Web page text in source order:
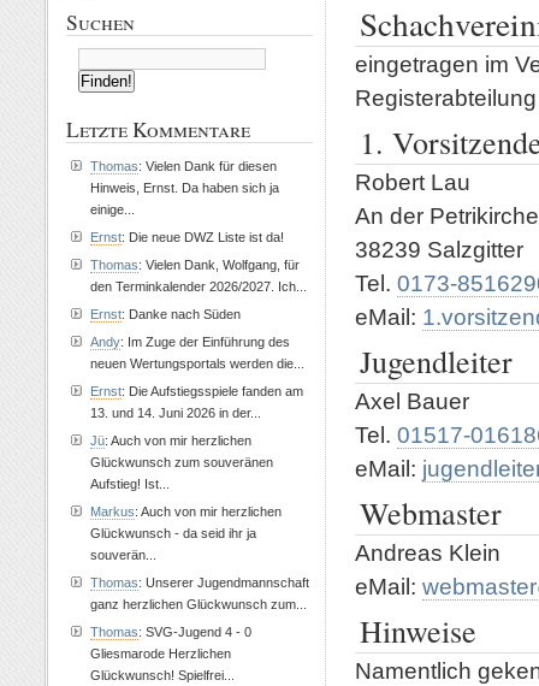
eingetragen im
1.
Robert Lau
An der
38239 Salzgitter
Tel. 0173-
eMail:
Jugendleiter
Axel Bauer
Tel. 01517-
eMail:
Webmaster
Andreas Klein
eMail:
Hinweise
Namentlich
Suchen
Letzte Kommentare
Thomas: Vielen Dank für diesen
Hinweis, Ernst. Da haben sich ja
einige...
Ernst: Die neue DWZ Liste ist da!
Thomas: Vielen Dank, Wolfgang, für
den Terminkalender 2026/2027. Ich...
Ernst: Danke nach Süden
Andy: Im Zuge der Einführung des
neuen Wertungsportals werden die...
Ernst: Die Aufstiegsspiele fanden am
13. und 14. Juni 2026 in der...
Jü: Auch von mir herzlichen
Glückwunsch zum souveränen
Aufstieg! Ist...
Markus: Auch von mir herzlichen
Glückwunsch - da seid ihr ja
souverän...
Thomas: Unserer Jugendmannschaft
ganz herzlichen Glückwunsch zum...
Thomas: SVG-Jugend 4 - 0
Gliesmarode Herzlichen
Glückwunsch! Spielfrei...